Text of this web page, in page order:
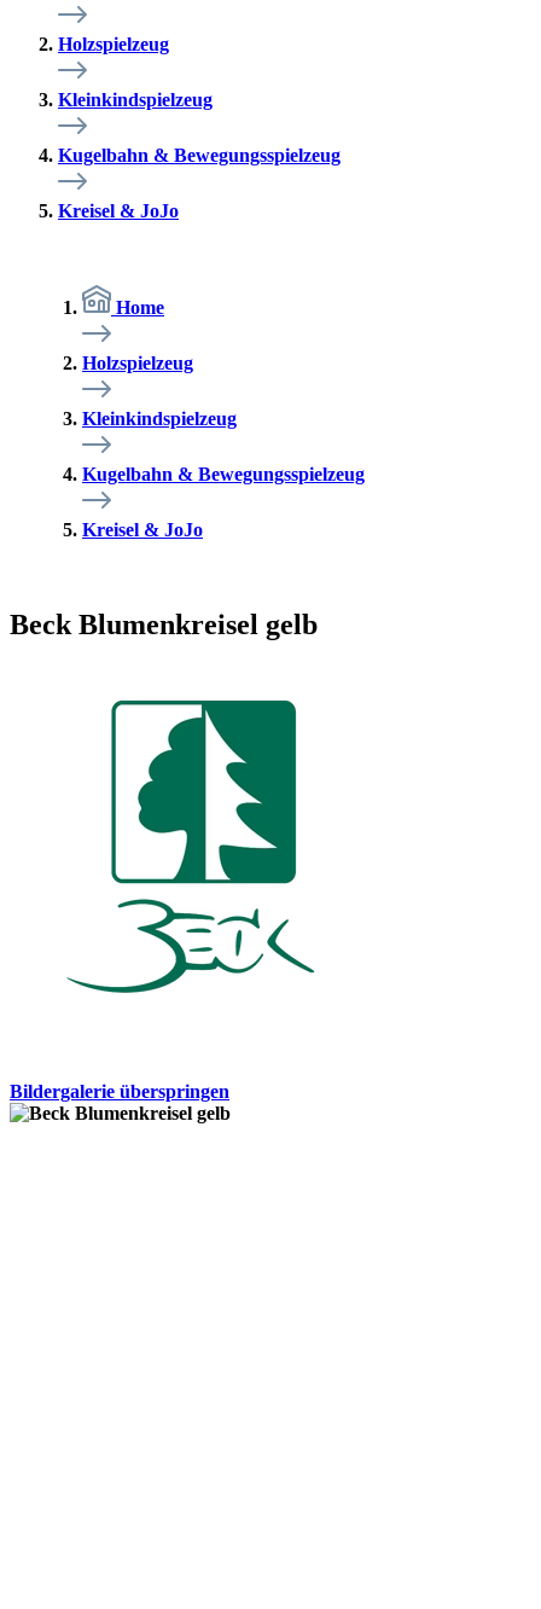
Holzspielzeug
Kleinkindspielzeug
Kugelbahn & Bewegungsspielzeug
Kreisel & JoJo
Home
Holzspielzeug
Kleinkindspielzeug
Kugelbahn & Bewegungsspielzeug
Kreisel & JoJo
Beck Blumenkreisel gelb
Bildergalerie überspringen